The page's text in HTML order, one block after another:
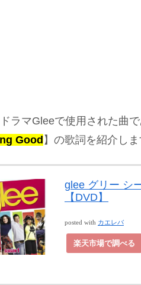
ラマGleeで使用された曲
Good 】の歌詞を紹介しま
glee グリー シ
【DVD】
posted with カエレバ
楽天市場で調べる